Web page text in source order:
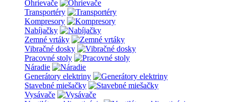
Ohrievače
Transportéry
Kompresory
Nabíjačky
Zemné vrtáky
Vibračné dosky
Pracovné stoly
Náradie
Generátory elektriny
Stavebné miešačky
Vysávače